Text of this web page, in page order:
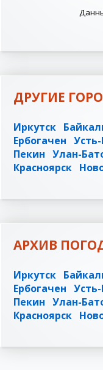
ДРУГИЕ
Иркутск
Ербогачен
Пекин Улан-
Красноярск
АРХИВ
Иркутск
Ербогачен
Пекин Улан-
Красноярск